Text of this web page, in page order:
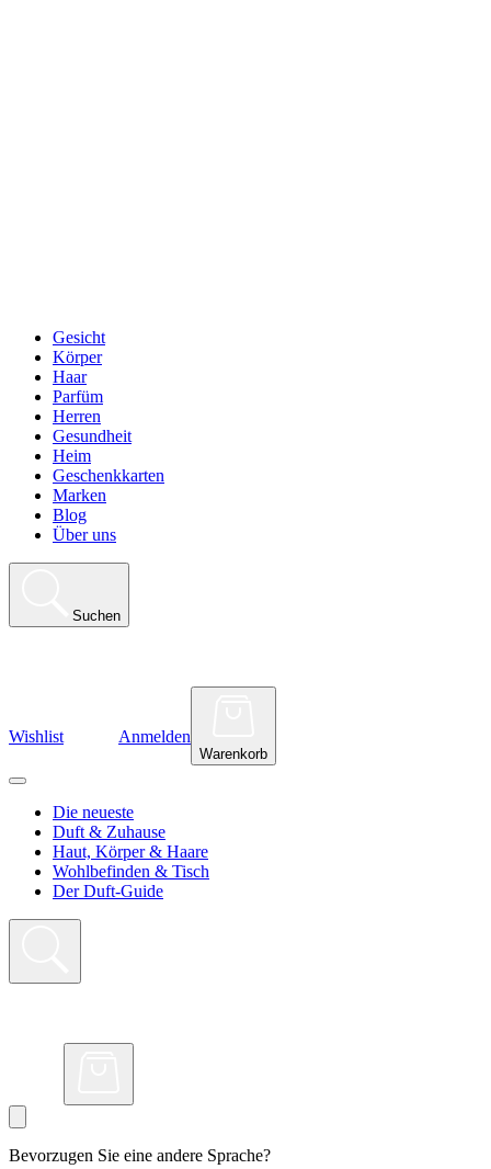
Gesicht
Körper
Haar
Parfüm
Herren
Gesundheit
Heim
Geschenkkarten
Marken
Blog
Über uns
Suchen
Wishlist Anmelden
Warenkorb
Die neueste
Duft & Zuhause
Haut, Körper & Haare
Wohlbefinden & Tisch
Der Duft-Guide
Bevorzugen Sie eine andere Sprache?